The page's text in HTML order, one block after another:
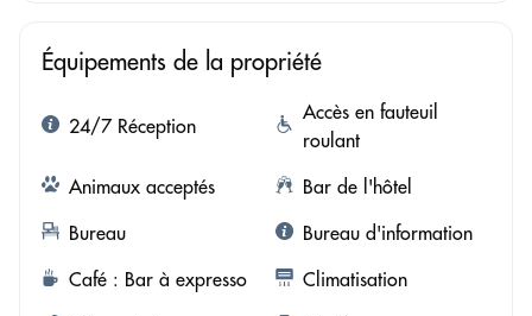
Équipements de la propriété
24/7 Réception
Accès en fauteuil
roulant
Animaux acceptés
Bar de l'hôtel
Bureau
Bureau d'information
Café : Bar à expresso
Climatisation